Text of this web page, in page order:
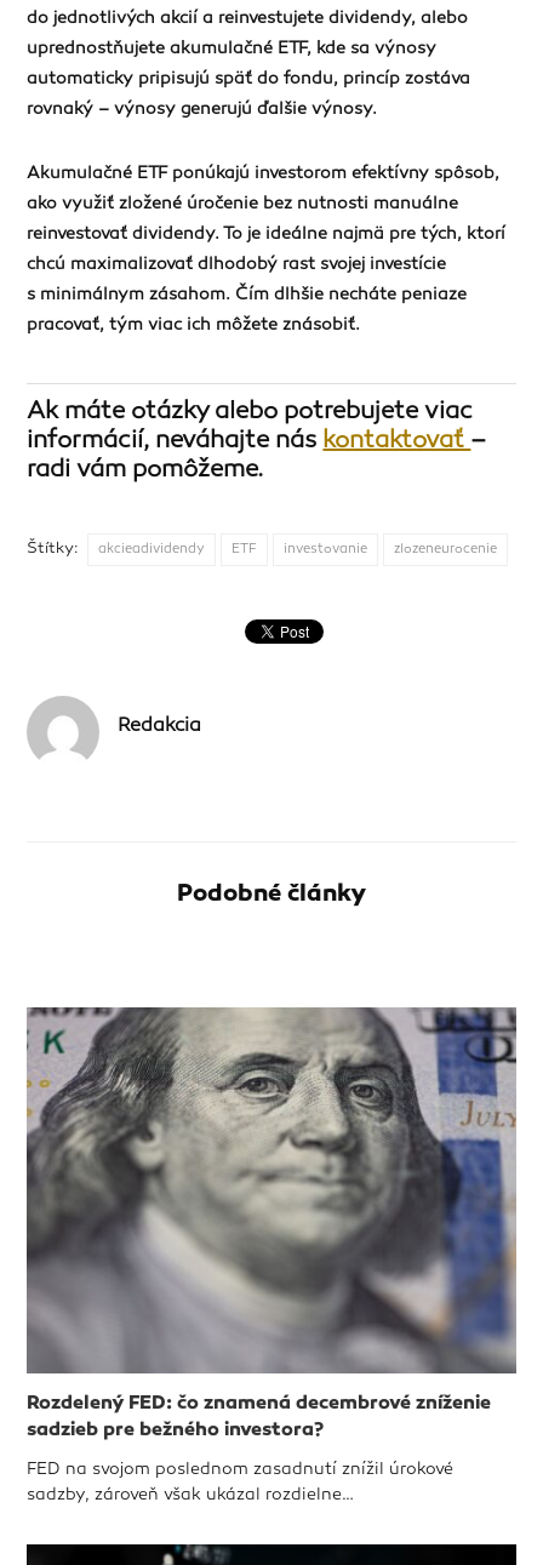
do jednotlivých akcií a reinvestujete dividendy, alebo
uprednostňujete akumulačné ETF, kde sa výnosy
automaticky pripisujú späť do fondu, princíp zostáva
rovnaký – výnosy generujú ďalšie výnosy.
Akumulačné ETF ponúkajú investorom efektívny spôsob,
ako využiť zložené úročenie bez nutnosti manuálne
reinvestovať dividendy. To je ideálne najmä pre tých, ktorí
chcú maximalizovať dlhodobý rast svojej investície
s minimálnym zásahom. Čím dlhšie necháte peniaze
pracovať, tým viac ich môžete znásobiť.
Ak máte otázky alebo potrebujete viac
informácií, neváhajte náskontaktovať–
radi vám pomôžeme.
Štítky: akcieadividendy ETF investovanie zlozeneurocenie
Redakcia
Podobné články
Rozdelený FED: čo znamená decembrové zníženie
sadzieb pre bežného investora?
FED na svojom poslednom zasadnutí znížil úrokové
sadzby, zároveň však ukázal rozdielne…